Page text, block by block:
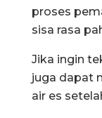
proses
sisa rasa
Jika ingin
juga dapat
air es